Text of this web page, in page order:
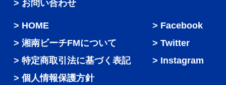
> お問い合わせ
HOME
湘南ビーチFMについて
特定商取引法に基づく表記
個人情報保護方針
Facebook
Twitter
Instagram